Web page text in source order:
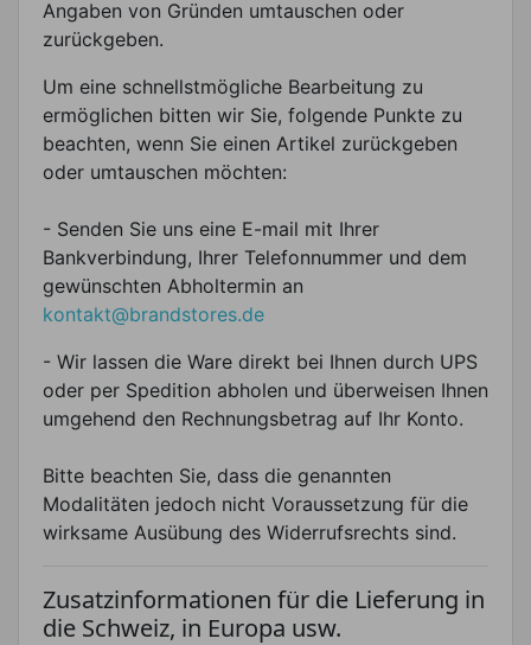
Angaben von Gründen umtauschen oder
zurückgeben.
Um eine schnellstmögliche Bearbeitung zu
ermöglichen bitten wir Sie, folgende Punkte zu
beachten, wenn Sie einen Artikel zurückgeben
oder umtauschen möchten:
- Senden Sie uns eine E-mail mit Ihrer
Bankverbindung, Ihrer Telefonnummer und dem
gewünschten Abholtermin an
kontakt@brandstores.de
- Wir lassen die Ware direkt bei Ihnen durch UPS
oder per Spedition abholen und überweisen Ihnen
umgehend den Rechnungsbetrag auf Ihr Konto.
Bitte beachten Sie, dass die genannten
Modalitäten jedoch nicht Voraussetzung für die
wirksame Ausübung des Widerrufsrechts sind.
Zusatzinformationen für die Lieferung in
die Schweiz, in Europa usw.